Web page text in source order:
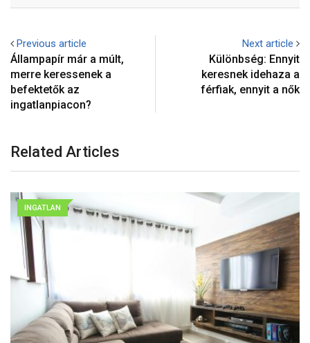
Previous article
Állampapír már a múlt,
merre keressenek a
befektetők az
ingatlanpiacon?
Next article
Különbség: Ennyit
keresnek idehaza a
férfiak, ennyit a nők
Related Articles
INGATLAN